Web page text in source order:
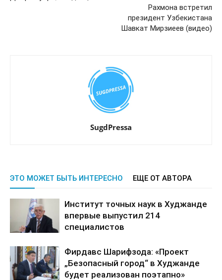
Рахмона встретил
президент Узбекистана
Шавкат Мирзиеев (видео)
SugdPressa
ЭТО МОЖЕТ БЫТЬ ИНТЕРЕСНО ЕЩЕ ОТ АВТОРА
Институт точных наук в Худжанде
впервые выпустил 214
специалистов
Фирдавс Шарифзода: «Проект
„Безопасный город“ в Худжанде
будет реализован поэтапно»